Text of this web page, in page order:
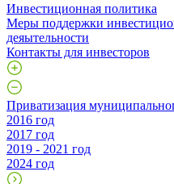
Инвестиционная политика
Меры поддержки
деяытельности
Контакты для инвесторов
Приватизация
2016 год
2017 год
2019 - 2021 год
2024 год